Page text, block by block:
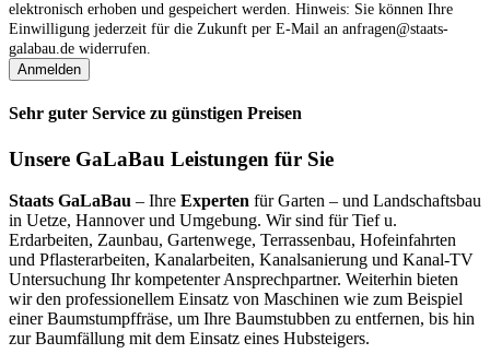
elektronisch erhoben und gespeichert werden. Hinweis: Sie können Ihre
Einwilligung jederzeit für die Zukunft per E‑Mail an anfragen@staats-
galabau.de widerrufen.
Anmelden
Sehr guter Service zu günstigen Preisen
Unsere GaLaBau Leistungen für Sie
Staats GaLaBau – Ihre Experten für Garten – und Landschaftsbau
in Uetze, Hannover und Umgebung. Wir sind für Tief u.
Erdarbeiten, Zaunbau, Gartenwege, Terrassenbau, Hofeinfahrten
und Pflasterarbeiten, Kanalarbeiten, Kanalsanierung und Kanal-TV
Untersuchung Ihr kompetenter Ansprechpartner. Weiterhin bieten
wir den professionellem Einsatz von Maschinen wie zum Beispiel
einer Baumstumpffräse, um Ihre Baumstubben zu entfernen, bis hin
zur Baumfällung mit dem Einsatz eines Hubsteigers.